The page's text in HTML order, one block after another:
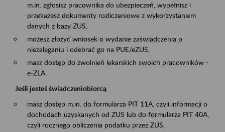
m.in. zgłosisz pracownika do ubezpieczeń, wypełnisz i
przekażesz dokumenty rozliczeniowe z wykorzystaniem
danych z bazy ZUS,
możesz złożyć wniosek o wydanie zaświadczenia o
niezaleganiu i odebrać go na PUE/eZUS,
masz dostęp do zwolnień lekarskich swoich pracowników -
e-ZLA
Jeśli jesteś świadczeniobiorcą
masz dostęp m.in. do formularza PIT 11A, czyli informacji o
dochodach uzyskanych od ZUS lub do formularza PIT 40A,
czyli rocznego obliczenia podatku przez ZUS,